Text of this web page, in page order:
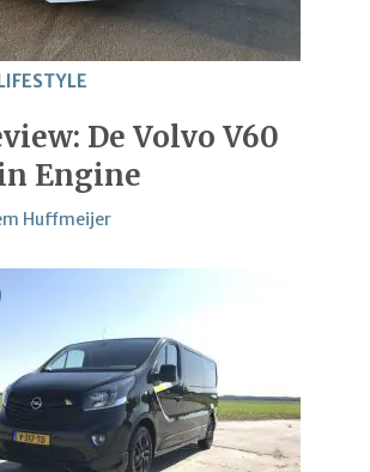
De Volvo V60
Engine
Huffmeijer